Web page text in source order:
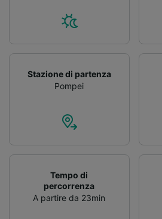
Stazione di partenza
Pompei
Tempo di
percorrenza
A partire da 23min